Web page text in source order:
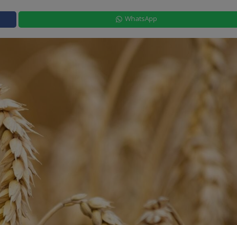
WhatsApp